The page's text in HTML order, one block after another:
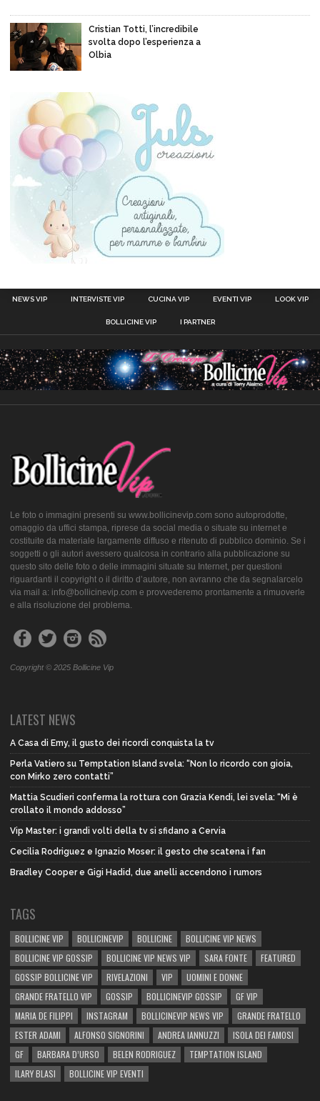
Cristian Totti, l’incredibile
svolta dopo l’esperienza a
Olbia
NEWS VIP INTERVISTE VIP CUCINA VIP EVENTI VIP LOOK VIP
BOLLICINE VIP I PARTNER
Le foto o immagini presenti su www.bollicinevip.com sono autoprodotte,
omaggio da uffici stampa, riprese da social media o situate su internet e
costituite da materiale largamente diffuso e ritenuto di pubblico dominio. Se i
soggetti o gli autori avessero qualcosa in contrario alla pubblicazione su
questo sito delle foto o delle immagini situate su Internet, per questioni
riguardanti il copyright o il diritto d’autore, non avranno che da segnalarcelo
via mail a: info@bollicinevip.com e provvederemo prontamente a rimuoverle
e alla risoluzione del problema.
Copyright © 2025 Bollicine Vip
LATEST NEWS
A Casa di Emy, il gusto dei ricordi conquista la tv
Perla Vatiero su Temptation Island svela: “Non lo ricordo con gioia,
con Mirko zero contatti”
Mattia Scudieri conferma la rottura con Grazia Kendi, lei svela: “Mi è
crollato il mondo addosso”
Vip Master: i grandi volti della tv si sfidano a Cervia
Cecilia Rodriguez e Ignazio Moser: il gesto che scatena i fan
Bradley Cooper e Gigi Hadid, due anelli accendono i rumors
TAGS
BOLLICINE VIP BOLLICINEVIP BOLLICINE
BOLLICINE VIP NEWS
BOLLICINE VIP GOSSIP
BOLLICINE VIP NEWS VIP SARA FONTE
FEATURED
GOSSIP BOLLICINE VIP
RIVELAZIONI VIP
UOMINI E DONNE
GRANDE FRATELLO VIP
GOSSIP BOLLICINEVIP GOSSIP
GF VIP
MARIA DE FILIPPI
INSTAGRAM BOLLICINEVIP NEWS VIP
GRANDE FRATELLO
ESTER ADAMI
ALFONSO SIGNORINI ANDREA IANNUZZI
ISOLA DEI FAMOSI
GF
BARBARA D’URSO BELEN RODRIGUEZ
TEMPTATION ISLAND
ILARY BLASI
BOLLICINE VIP EVENTI